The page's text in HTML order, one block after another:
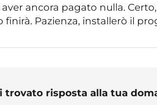
ancora pagato nulla.
Pazienza, installerò il
trovato risposta alla tua